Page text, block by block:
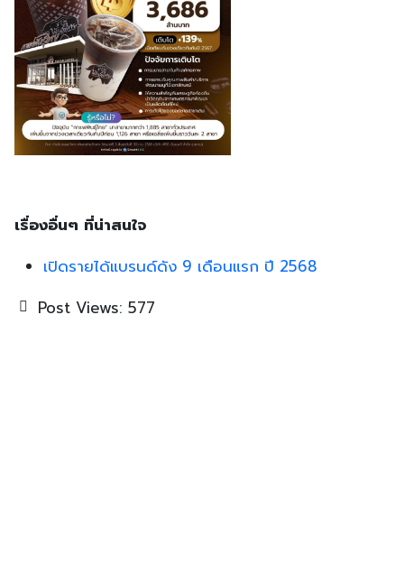
เรื่องอื่นๆ ที่น่าสนใจ
เปิดรายได้แบรนด์ดัง 9 เดือนแรก ปี 2568
Post Views: 577